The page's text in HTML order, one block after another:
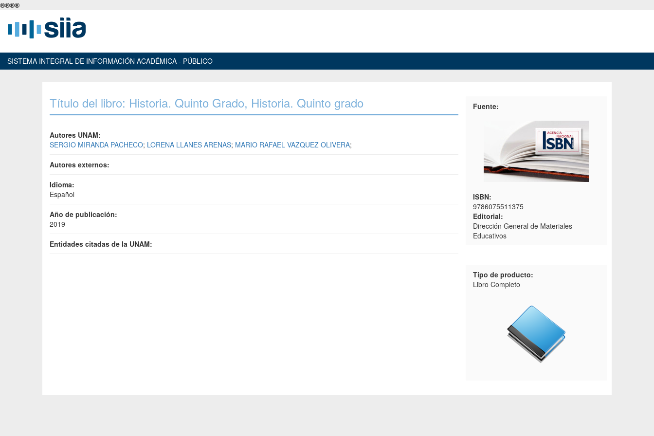
®®®®
SISTEMA INTEGRAL DE INFORMACIÓN ACADÉMICA - PÚBLICO
Título del libro: Historia. Quinto Grado, Historia. Quinto grado
Autores UNAM:
SERGIO MIRANDA PACHECO; LORENA LLANES ARENAS; MARIO RAFAEL VAZQUEZ OLIVERA;
Autores externos:
Idioma:
Español
Año de publicación:
2019
Entidades citadas de la UNAM:
Fuente:
ISBN:
9786075511375
Editorial:
Dirección General de Materiales
Educativos
Tipo de producto:
Libro Completo